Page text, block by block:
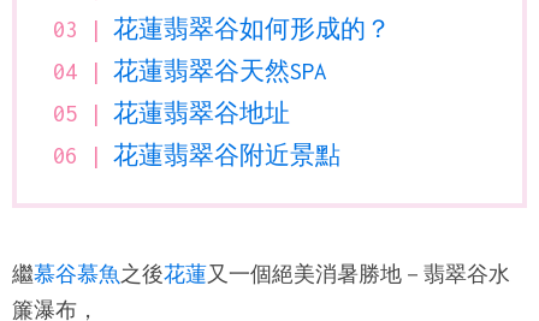
花蓮翡翠谷如何形成的？
花蓮翡翠谷天然SPA
花蓮翡翠谷地址
花蓮翡翠谷附近景點
繼慕谷慕魚之後花蓮又一個絕美消暑勝地－ 翡翠谷水
簾瀑布 ，